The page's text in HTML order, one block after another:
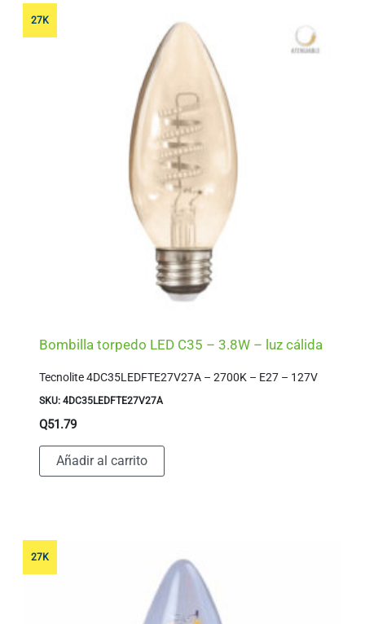
27K
Bombilla torpedo LED C35 – 3.8W – luz cálida
Tecnolite 4DC35LEDFTE27V27A – 2700K – E27 – 127V
SKU: 4DC35LEDFTE27V27A
Q51.79
Añadir al carrito
27K